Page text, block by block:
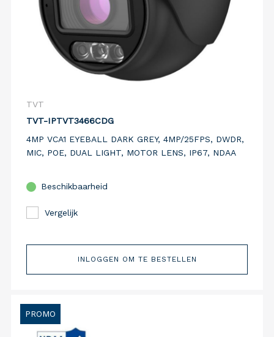
TVT
TVT-IPTVT3466CDG
4MP VCA1 EYEBALL DARK GREY, 4MP/25FPS, DWDR,
MIC, POE, DUAL LIGHT, MOTOR LENS, IP67, NDAA
Beschikbaarheid
Vergelijk
INLOGGEN OM TE BESTELLEN
PROMO